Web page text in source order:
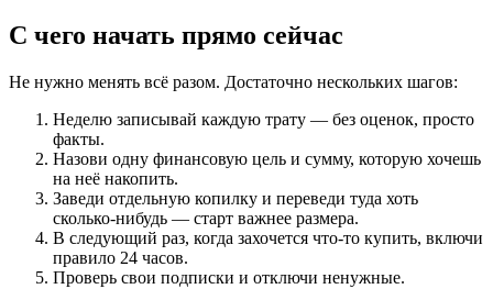
С чего начать прямо сейчас
Не нужно менять всё разом. Достаточно нескольких шагов:
Неделю записывай каждую трату — без оценок, просто
факты.
Назови одну финансовую цель и сумму, которую хочешь
на неё накопить.
Заведи отдельную копилку и переведи туда хоть
сколько-нибудь — старт важнее размера.
В следующий раз, когда захочется что-то купить, включи
правило 24 часов.
Проверь свои подписки и отключи ненужные.